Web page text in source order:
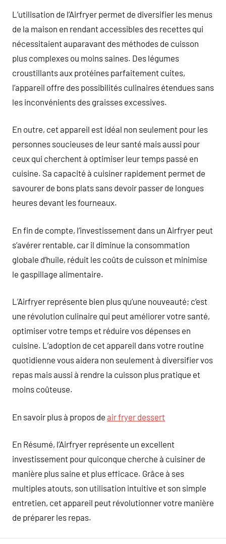
L’utilisation de l’Airfryer permet de diversifier les menus
de la maison en rendant accessibles des recettes qui
nécessitaient auparavant des méthodes de cuisson
plus complexes ou moins saines. Des légumes
croustillants aux protéines parfaitement cuites,
l’appareil offre des possibilités culinaires étendues sans
les inconvénients des graisses excessives.
En outre, cet appareil est idéal non seulement pour les
personnes soucieuses de leur santé mais aussi pour
ceux qui cherchent à optimiser leur temps passé en
cuisine. Sa capacité à cuisiner rapidement permet de
savourer de bons plats sans devoir passer de longues
heures devant les fourneaux.
En fin de compte, l’investissement dans un Airfryer peut
s’avérer rentable, car il diminue la consommation
globale d’huile, réduit les coûts de cuisson et minimise
le gaspillage alimentaire.
L’Airfryer représente bien plus qu’une nouveauté; c’est
une révolution culinaire qui peut améliorer votre santé,
optimiser votre temps et réduire vos dépenses en
cuisine. L’adoption de cet appareil dans votre routine
quotidienne vous aidera non seulement à diversifier vos
repas mais aussi à rendre la cuisson plus pratique et
moins coûteuse.
En savoir plus à propos de air fryer dessert
En Résumé, l’Airfryer représente un excellent
investissement pour quiconque cherche à cuisiner de
manière plus saine et plus efficace. Grâce à ses
multiples atouts, son utilisation intuitive et son simple
entretien, cet appareil peut révolutionner votre manière
de préparer les repas.